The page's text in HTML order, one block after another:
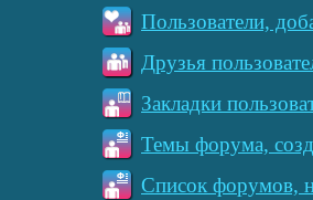
Пользователи,
Друзья
Закладки
Темы форума,
Список форумов,